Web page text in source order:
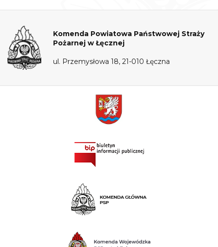
Komenda Powiatowa Państwowej Straży
Pożarnej w Łęcznej
ul. Przemysłowa 18, 21-010 Łęczna